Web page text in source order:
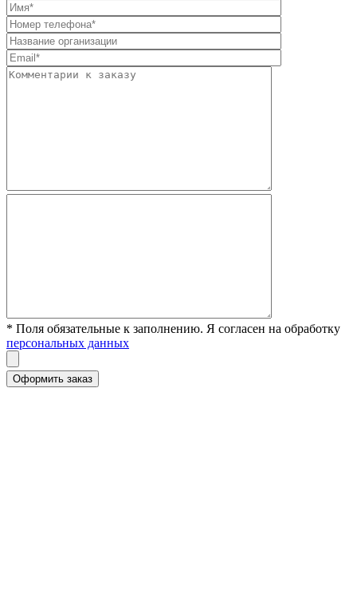
* Поля обязательные к заполнению. Я согласен на обработку
персональных данных